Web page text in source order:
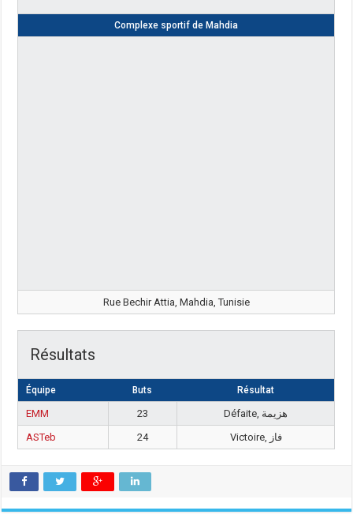
Complexe sportif de Mahdia
Rue Bechir Attia, Mahdia, Tunisie
Résultats
Équipe Buts Résultat
EMM 23
Défaite, هزيمة
ASTeb
24 Victoire, فاز